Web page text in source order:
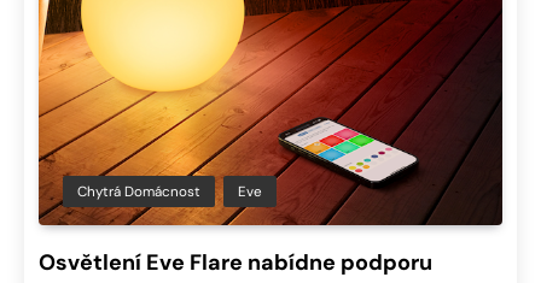
Chytrá Domácnost Eve
Osvětlení Eve Flare nabídne podporu